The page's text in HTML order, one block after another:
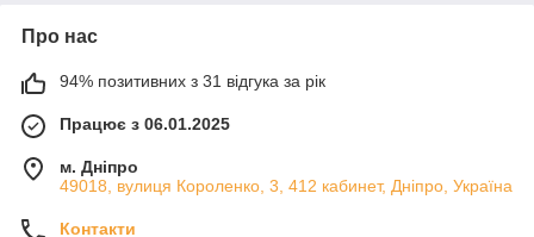
Про нас
94% позитивних з 31 відгука за рік
Працює з 06.01.2025
м. Дніпро
49018, вулиця Короленко, 3, 412 кабинет, Дніпро, Україна
Контакти